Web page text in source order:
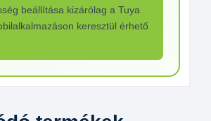
beállítása kizárólag a Tuya
keresztül érhető